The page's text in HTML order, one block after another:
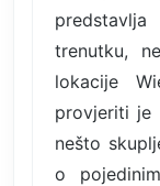
trenutku,
lokacije
provjeriti je
nešto
o